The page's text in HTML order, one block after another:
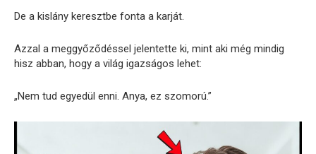
De a kislány keresztbe fonta a karját.
Azzal a meggyőződéssel jelentette ki, mint aki még mindig
hisz abban, hogy a világ igazságos lehet:
„Nem tud egyedül enni. Anya, ez szomorú.”